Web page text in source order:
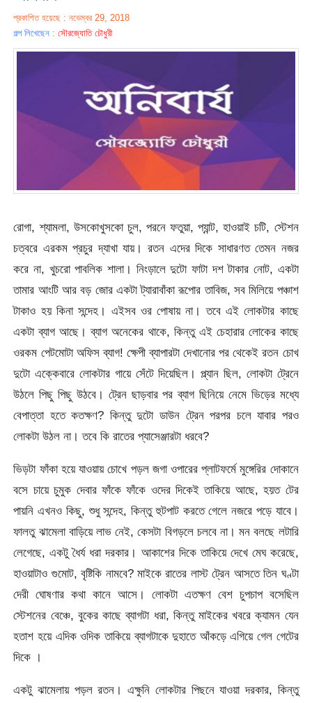
প্রকাশিত হয়েছে : নভেম্বর 29, 2018
গল্প লিখেছেন :সৌরজ্যোতি চৌধুরী
রোগা, শ্যামলা, উসকোখুসকো চুল, পরনে ফতুয়া, প্যান্ট, হাওয়াই চটি, স্টেশন
চত্বরে এরকম প্রচুর দ্যাখা যায়। রতন এদের দিকে সাধারণত তেমন নজর
করে না, খুচরো পাবলিক শালা। নিংড়ালে দুটো ফাটা দশ টাকার নোট, একটা
তামার আংটি আর বড় জোর একটা ট্যারাবাঁকা রূপোর তাবিজ, সব মিলিয়ে পঞ্চাশ
টাকাও হয় কিনা সন্দেহ। এইসব ওর পোষায় না। তবে এই লোকটার কাছে
একটা ব্যাগ আছে। ব্যাগ অনেকের থাকে, কিন্তু এই চেহারার লোকের কাছে
ওরকম পেটমোটা অফিস ব্যাগ! ক্ষেপী ব্যাপারটা দেখানোর পর থেকেই রতন চোখ
দুটো এক্কেবারে লোকটার গায়ে সেঁটে দিয়েছিল। প্ল্যান ছিল, লোকটা ট্রেনে
উঠলে পিছু পিছু উঠবে। ট্রেন ছাড়বার পর ব্যাগ ছিনিয়ে নেমে ভিড়ের মধ্যে
বেপাত্তা হতে কতক্ষণ? কিন্তু দুটো ডাউন ট্রেন পরপর চলে যাবার পরও
লোকটা উঠল না। তবে কি রাতের প্যাসেঞ্জারটা ধরবে?
ভিড়টা ফাঁকা হয়ে যাওয়ায় চোখে পড়ল জগা ওপারের প্লাটফর্মে মুঙ্গেরির দোকানে
বসে চায়ে চুমুক দেবার ফাঁকে ফাঁকে ওদের দিকেই তাকিয়ে আছে, হয়ত টের
পায়নি এখনও কিছু, শুধু সন্দেহ, কিন্তু হুটপাট করতে গেলে নজরে পড়ে যাবে।
ফালতু ঝামেলা বাড়িয়ে লাভ নেই, কেসটা বিগড়লে চলবে না। মন বলছে লটারি
লেগেছে, একটু ধৈর্য ধরা দরকার। আকাশের দিকে তাকিয়ে দেখে মেঘ করেছে,
হাওয়াটাও গুমোট, বৃষ্টিকি নামবে? মাইকে রাতের লাস্ট ট্রেন আসতে তিন ঘণ্টা
দেরী ঘোষণার কথা কানে আসে। লোকটা এতক্ষণ বেশ চুপচাপ বসেছিল
স্টেশনের বেঞ্চে, বুকের কাছে ব্যাগটা ধরা, কিন্তু মাইকের খবরে ক্যামন যেন
হতাশ হয়ে এদিক ওদিক তাকিয়ে ব্যাগটাকে দুহাতে আঁকড়ে এগিয়ে গেল গেটের
দিকে ।
একটু ঝামেলায় পড়ল রতন। এক্ষুনি লোকটার পিছনে যাওয়া দরকার, কিন্তু